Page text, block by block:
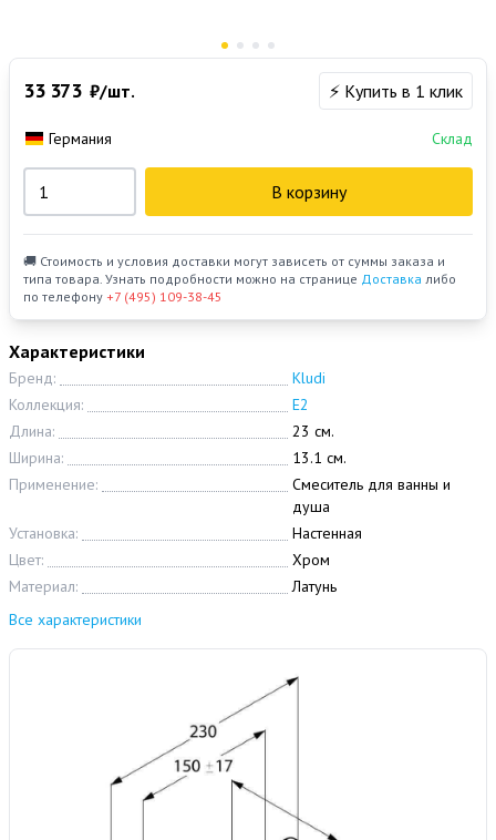
Характеристики
Бренд:
Kludi
Коллекция:
E2
Длина:
23 см.
Ширина:
13.1 см.
Применение:
Смеситель для ванны и
душа
Установка:
Настенная
Цвет:
Хром
Материал:
Латунь
Все характеристики
33 373 ₽/шт. ⚡ Купить в 1 клик
Германия Склад
В корзину
🚚 Стоимость и условия доставки могут зависеть от суммы заказа и
типа товара. Узнать подробности можно на странице Доставка либо
по телефону +7 (495) 109-38-45